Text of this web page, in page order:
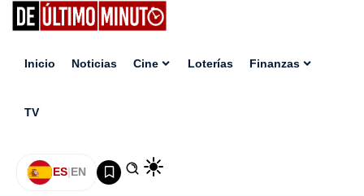
Inicio Noticias Cine Loterías Finanzas
TV
ES|EN